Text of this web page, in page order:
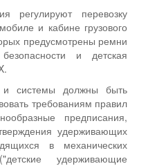
регулируют перевозку
и кабине грузового
предусмотрены ремни
и детская
и системы должны быть
требованиям правил
предписания,
удерживающих
в механических
удерживающие